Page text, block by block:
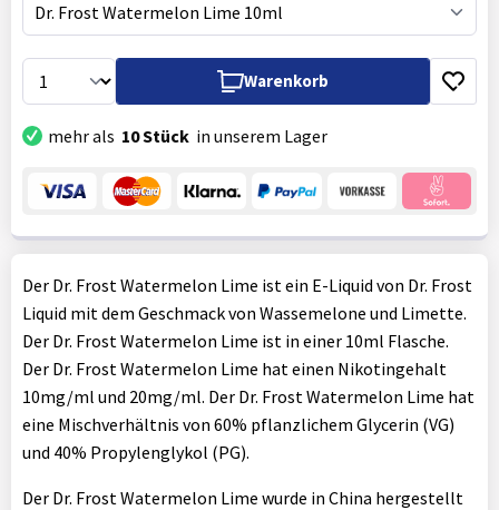
Dr. Frost Watermelon Lime 10ml
Warenkorb
mehr als 10 Stück in unserem Lager
Der Dr. Frost Watermelon Lime ist ein E-Liquid von Dr. Frost
Liquid mit dem Geschmack von Wassemelone und Limette.
Der Dr. Frost Watermelon Lime ist in einer 10ml Flasche.
Der Dr. Frost Watermelon Lime hat einen Nikotingehalt
10mg/ml und 20mg/ml. Der Dr. Frost Watermelon Lime hat
eine Mischverhältnis von 60% pflanzlichem Glycerin (VG)
und 40% Propylenglykol (PG).
Der Dr. Frost Watermelon Lime wurde in China hergestellt